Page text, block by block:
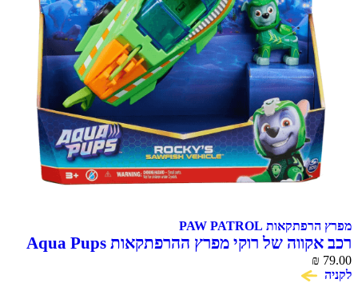
מפרץ הרפתקאות PAW PATROL
רכב אקווה של רוקי מפרץ ההרפתקאות Aqua Pups
עם דמות Rocky
₪ 79.00
לקניה